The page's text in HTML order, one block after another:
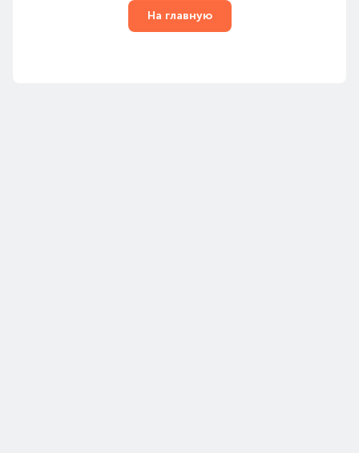
На главную